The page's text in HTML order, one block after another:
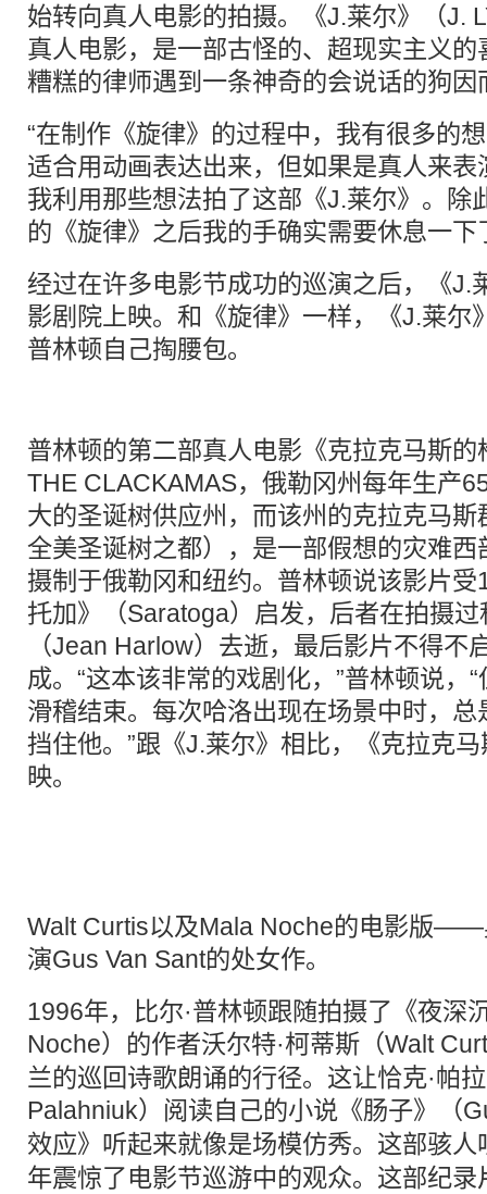
始转向真人电影的拍摄。《J.莱尔》（J.
真人电影，是一部古怪的、超现实主义
糟糕的律师遇到一条神奇的会说话的狗
“在制作《旋律》的过程中，我有很多的
适合用动画表达出来，但如果是真人来
我利用那些想法拍了这部《J.莱尔》。除
的《旋律》之后我的手确实需要休息一下
经过在许多电影节成功的巡演之后，《J.
影剧院上映。和《旋律》一样，《J.莱尔
普林顿自己掏腰包。
普林顿的第二部真人电影《克拉克马斯
THE CLACKAMAS，俄勒冈州每年生产
大的圣诞树供应州，而该州的克拉克马
全美圣诞树之都），是一部假想的灾难
摄制于俄勒冈和纽约。普林顿说该影片
托加》（Saratoga）启发，后者在拍摄过
（Jean Harlow）去逝，最后影片不得不
成。“这本该非常的戏剧化，”普林顿说，
滑稽结束。每次哈洛出现在场景中时，
挡住他。”跟《J.莱尔》相比，《克拉克
映。
Walt Curtis以及Mala Noche的电影版——
演Gus Van Sant的处女作。
1996年，比尔·普林顿跟随拍摄了《夜深
Noche）的作者沃尔特·柯蒂斯（Walt
兰的巡回诗歌朗诵的行径。这让恰克·帕
Palahniuk）阅读自己的小说《肠子》（
效应》听起来就像是场模仿秀。这部骇
年震惊了电影节巡游中的观众。这部纪录